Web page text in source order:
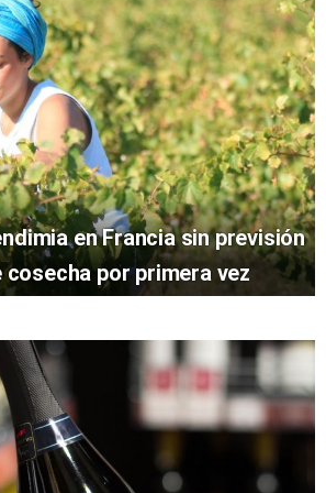
en Francia sin previsión
por primera vez